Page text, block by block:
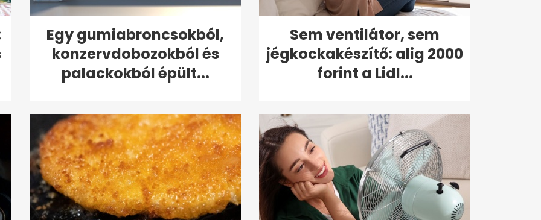
Egy gumiabroncsokból,
konzervdobozokból és
palackokból épült...
Sem ventilátor, sem
jégkockakészítő: alig 2000
forint a Lidl...